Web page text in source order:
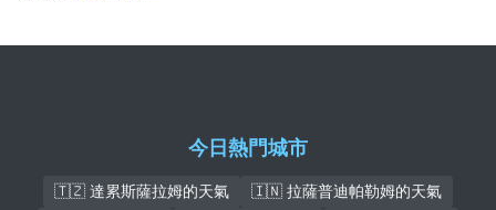
今日熱門城市
🇹🇿 達累斯薩拉姆的天氣
🇮🇳 拉薩普迪帕勒姆的天氣